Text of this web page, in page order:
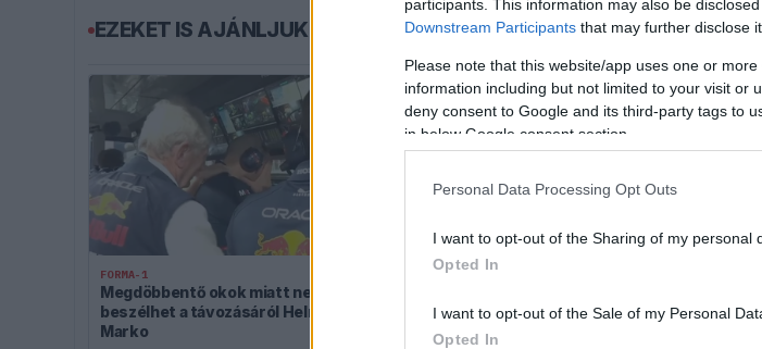
participants. This information may also be
Downstream Participants that may further disclose
Please note that this website/app uses one or
information including but not limited to your visit or
deny consent to Google and its third-party tags to
in below Google consent section.
Personal Data Processing Opt Outs
I want to opt-out of the Sharing of my personal
Opted In
I want to opt-out of the Sale of my Personal
Opted In
EZEKET IS AJÁNLJUK
FORMA-1
Megdöbbentő okok miatt nem
beszélhet a távozásáról Helmut
Marko
Ezt a hibát még Fred Vasseur
FORMA-1